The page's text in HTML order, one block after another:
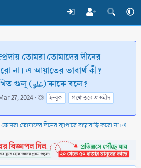
তোমরা তোমাদের দীনের
না। এ আয়াতের ভাবার্থ কী?
আয়াতের মধ্যে উল্লিখিত গুলু (غلو) কাকে বলে?
27, 2024
T
a
g
s
ই-বুক প্রশ্নোত্তরে তাওহীদ
হে আহলে কিতাব সম্প্রদায় তোমরা তোমাদের দীনের ব্যাপারে বাড়াবাড়ি করো না। এ আয়াতের ভাবার্থ কী? আয়াতের মধ্যে উল্লিখিত গুলু (غلو) কাকে বলে?